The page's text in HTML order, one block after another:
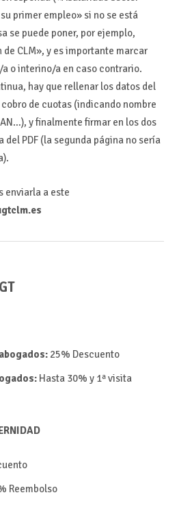
primer empleo» si no se está
se puede poner, por ejemplo,
CLM», y es importante marcar
o interino/a en caso contrario.
hay que rellenar los datos del
de cuotas (indicando nombre
y finalmente firmar en los dos
PDF (la segunda página no sería
enviarla a este
25% Descuento
Hasta 30% y 1ª visita
Reembolso